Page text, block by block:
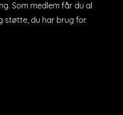
Som medlem får du al
støtte, du har brug for.